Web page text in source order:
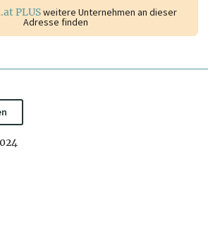
PLUSweitere Unternehmen an dieser
Adresse finden